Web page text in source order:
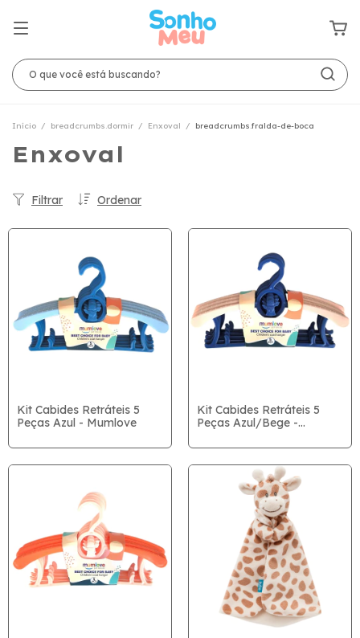
Início / breadcrumbs.dormir / Enxoval / breadcrumbs.fralda-de-boca
Enxoval
Ordenar
Filtrar
Kit Cabides Retráteis 5
Peças Azul - Mumlove
Kit Cabides Retráteis 5
Peças Azul/Bege -